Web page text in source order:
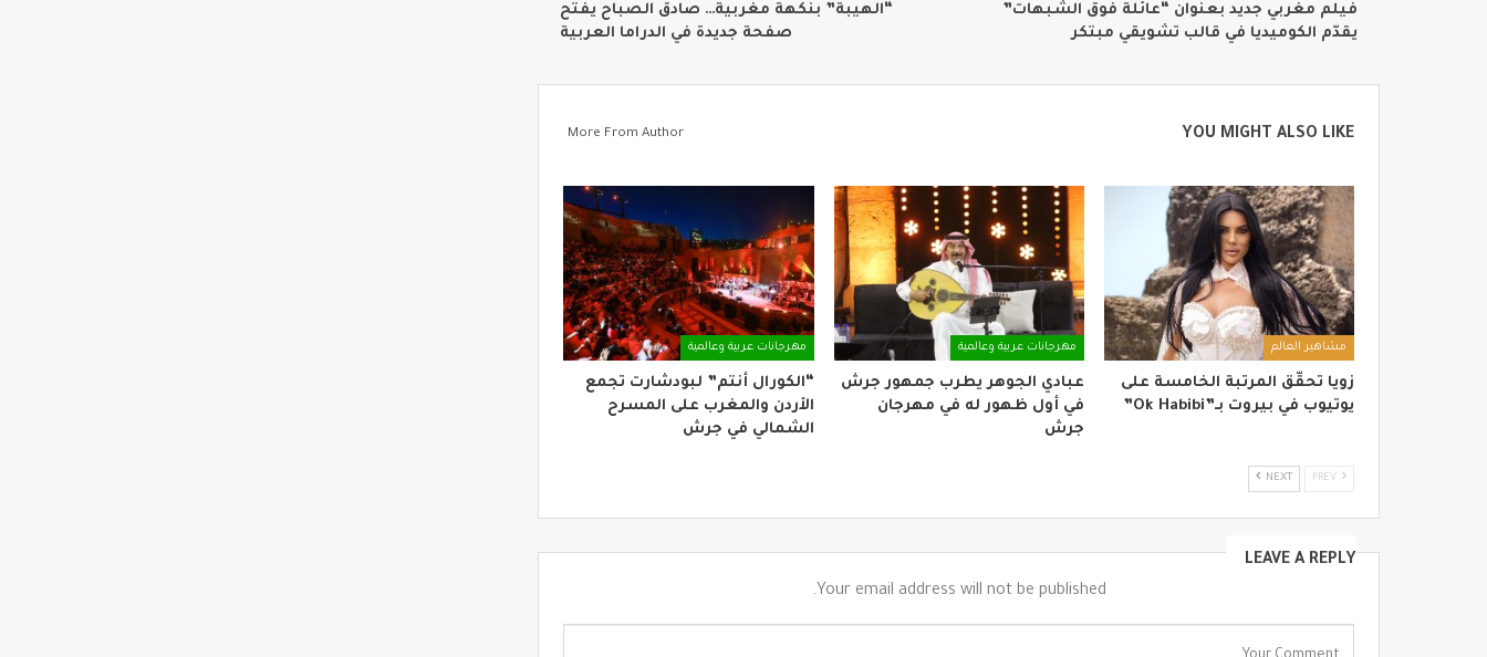
فيلم مغربي جديد بعنوان “عائلة فوق الشبهات”
يقدّم الكوميديا في قالب تشويقي مبتكر
“الهيبة” بنكهة مغربية… صادق الصباح يفتح
صفحة جديدة في الدراما العربية
YOU MIGHT ALSO LIKE
More From Author
مشاهير العالم
زويا تحقّق المرتبة الخامسة على
يوتيوب في بيروت بـ”Ok Habibi”
مهرجانات عربية وعالمية
عبادي الجوهر يطرب جمهور جرش
في أول ظهور له في مهرجان
جرش
مهرجانات عربية وعالمية
“الكورال أنتم” لبودشارت تجمع
الأردن والمغرب على المسرح
الشمالي في جرش
NEXT
LEAVE A REPLY
Your email address will not be published.